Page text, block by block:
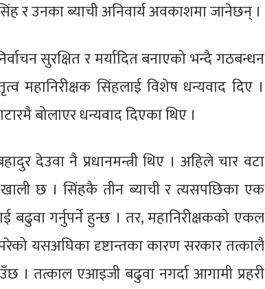
र उनका ब्याची अनिवार्य अवकाशमा जानेछन् ।
सुरक्षित र मर्यादित बनाएको भन्दै गठबन्धन
सिंहलाई विशेष धन्यवाद दिए ।
बोलाएर धन्यवाद दिएका थिए ।
देउवा नै प्रधानमन्त्री थिए । अहिले चार वटा
खाली छ । सिंहकै तीन ब्याची र त्यसपछिका एक
बढुवा गर्नुपर्ने हुन्छ । तर, महानिरीक्षकको एकल
यसअघिका दृष्टान्तका कारण सरकार तत्कालै
। तत्काल एआइजी बढुवा नगर्दा आगामी प्रहरी